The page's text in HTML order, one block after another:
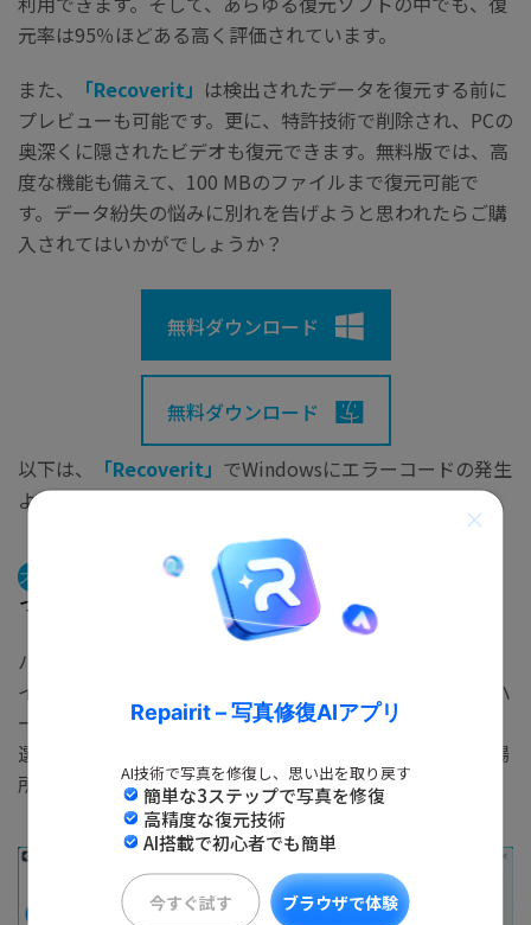
Repairit – 写真修復AIアプリ
AI技術で写真を修復し、思い出を取り戻す
簡単な3ステップで写真を修復
高精度な復元技術
AI搭載で初心者でも簡単
今すぐ試す ブラウザで体験
元率は95％ほどある高く評価されています。
また、
「Recoverit」 は検出されたデータを復元する前に
プレビューも可能です。更に、特許技術で削除され、PCの
奥深くに隠されたビデオも復元できます。無料版では、高
度な機能も備えて、100 MBのファイルまで復元可能で
す。データ紛失の悩みに別れを告げようと思われたらご購
入されてはいかがでしょうか？
無料ダウンロード
無料ダウンロード
以下は、
「Recoverit」 でWindowsにエラーコードの発生
より、破損したWinファイルを復元する手順です。
ステップ1
まず「Recoverit」を起動して、削除してしま
ったデータの元保存場所を選択します。
パソコンで「Recoverit」を起動してから、削除したファ
イルの元場所を選択します。ここでは、「HDD」タブでハ
ードディスクを選択するか、[場所]タブでデスクトップを
選択してください。「開始」をクリックして、選択した場
所をスキャンし始めます。